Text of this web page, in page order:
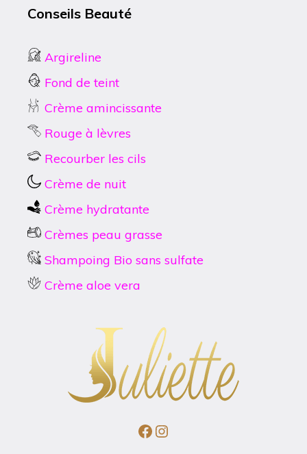
Conseils Beauté
Argireline
Fond de teint
Crème amincissante
Rouge à lèvres
Recourber les cils
Crème de nuit
Crème hydratante
Crèmes peau grasse
Shampoing Bio sans sulfate
Crème aloe vera
Facebook
Instagram